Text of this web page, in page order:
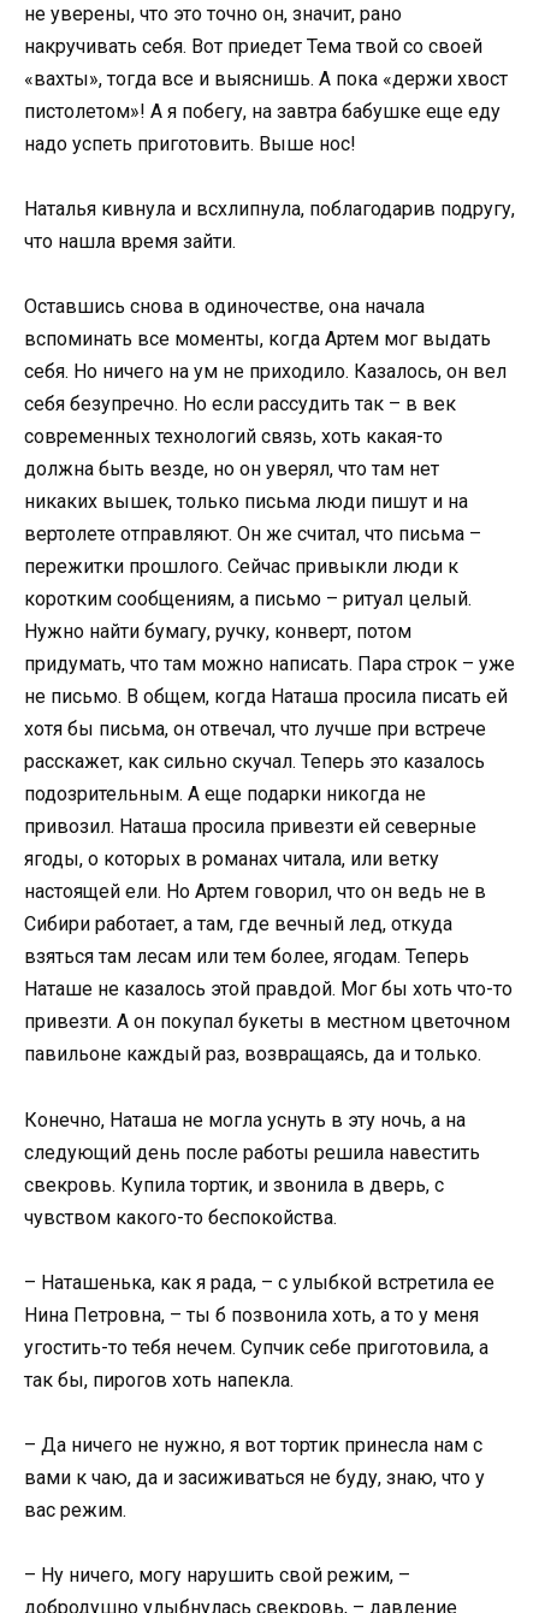
не уверены, что это точно он, значит, рано
накручивать себя. Вот приедет Тема твой со своей
«вахты», тогда все и выяснишь. А пока «держи хвост
пистолетом»! А я побегу, на завтра бабушке еще еду
надо успеть приготовить. Выше нос!
Наталья кивнула и всхлипнула, поблагодарив подругу,
что нашла время зайти.
Оставшись снова в одиночестве, она начала
вспоминать все моменты, когда Артем мог выдать
себя. Но ничего на ум не приходило. Казалось, он вел
себя безупречно. Но если рассудить так – в век
современных технологий связь, хоть какая-то
должна быть везде, но он уверял, что там нет
никаких вышек, только письма люди пишут и на
вертолете отправляют. Он же считал, что письма –
пережитки прошлого. Сейчас привыкли люди к
коротким сообщениям, а письмо – ритуал целый.
Нужно найти бумагу, ручку, конверт, потом
придумать, что там можно написать. Пара строк – уже
не письмо. В общем, когда Наташа просила писать ей
хотя бы письма, он отвечал, что лучше при встрече
расскажет, как сильно скучал. Теперь это казалось
подозрительным. А еще подарки никогда не
привозил. Наташа просила привезти ей северные
ягоды, о которых в романах читала, или ветку
настоящей ели. Но Артем говорил, что он ведь не в
Сибири работает, а там, где вечный лед, откуда
взяться там лесам или тем более, ягодам. Теперь
Наташе не казалось этой правдой. Мог бы хоть что-то
привезти. А он покупал букеты в местном цветочном
павильоне каждый раз, возвращаясь, да и только.
Конечно, Наташа не могла уснуть в эту ночь, а на
следующий день после работы решила навестить
свекровь. Купила тортик, и звонила в дверь, с
чувством какого-то беспокойства.
– Наташенька, как я рада, – с улыбкой встретила ее
Нина Петровна, – ты б позвонила хоть, а то у меня
угостить-то тебя нечем. Супчик себе приготовила, а
так бы, пирогов хоть напекла.
– Да ничего не нужно, я вот тортик принесла нам с
вами к чаю, да и засиживаться не буду, знаю, что у
вас режим.
– Ну ничего, могу нарушить свой режим, –
добродушно улыбнулась свекровь, – давление